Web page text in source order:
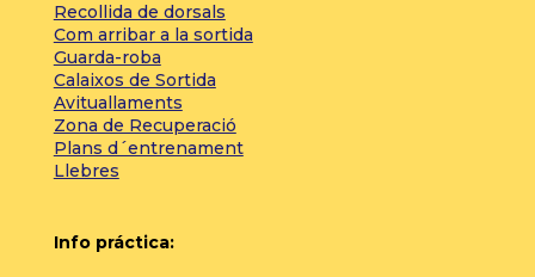
Recollida de dorsals
Com arribar a la sortida
Guarda-roba
Calaixos de Sortida
Avituallaments
Zona de Recuperació
Plans d´entrenament
Llebres
Info práctica: